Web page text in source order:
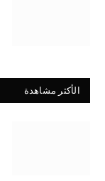
الأكثر مشاهدة